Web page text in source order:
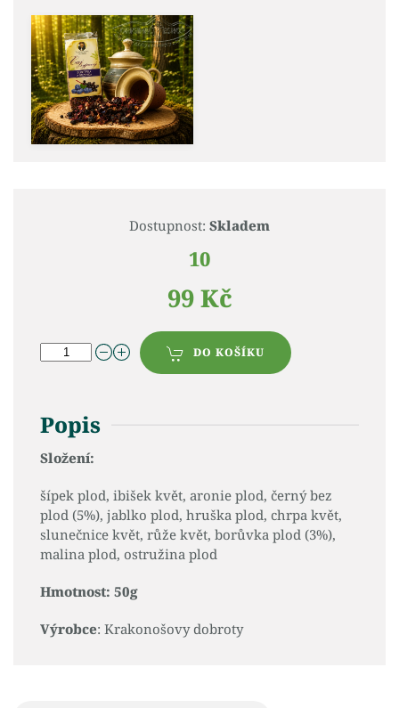
Dostupnost: Skladem
10
99 Kč
DO KOŠÍKU
Popis
Složení:
šípek plod, ibišek květ, aronie plod, černý bez
plod (5%), jablko plod, hruška plod, chrpa květ,
slunečnice květ, růže květ, borůvka plod (3%),
malina plod, ostružina plod
Hmotnost: 50g
Výrobce: Krakonošovy dobroty